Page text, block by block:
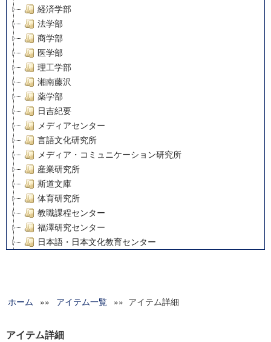
経済学部
法学部
商学部
医学部
理工学部
湘南藤沢
薬学部
日吉紀要
メディアセンター
言語文化研究所
メディア・コミュニケーション研究所
産業研究所
斯道文庫
体育研究所
教職課程センター
福澤研究センター
日本語・日本文化教育センター
グローバルリサーチインスティテュート
科学研究費補助金研究成果報告書
ホーム »» アイテム一覧 »» アイテム詳細
アイテム詳細